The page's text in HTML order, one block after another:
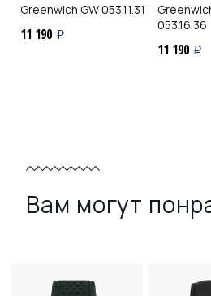
Greenwich GW 053.11.31
11 190 i
053.16.36
11 190 i
Вам могут